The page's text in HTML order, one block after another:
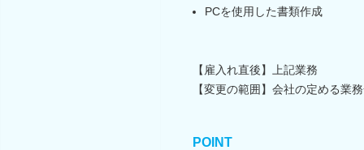
PCを使用した書類作成
【雇入れ直後】上記業務
【変更の範囲】会社の定める業
POINT